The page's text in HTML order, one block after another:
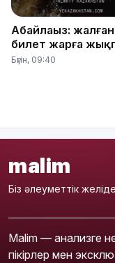
Абайлаңыз: жалған
билет жарға
Бүгін, 09:40
malim
Біз әлеуметтік
Malim — анализге
пікірлер мен